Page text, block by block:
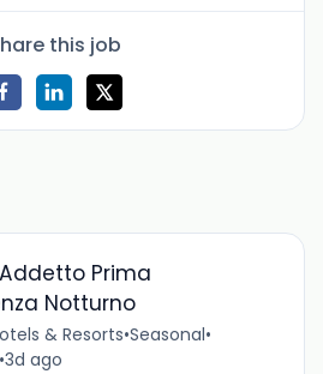
this job
Prima
Notturno
& Resorts•Seasonal•
3d ago